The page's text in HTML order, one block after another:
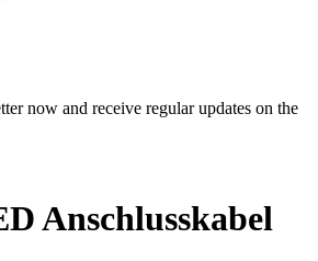
now and receive regular updates on the
Anschlusskabel